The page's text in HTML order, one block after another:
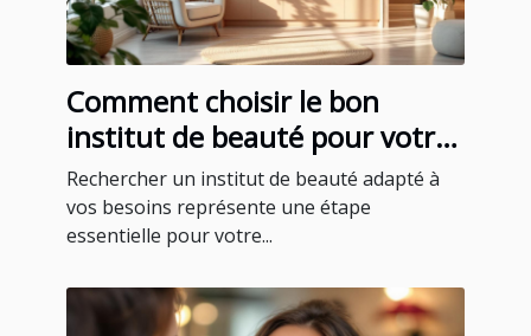
Comment choisir le bon
institut de beauté pour votre
bien-être ?
Rechercher un institut de beauté adapté à
vos besoins représente une étape
essentielle pour votre...